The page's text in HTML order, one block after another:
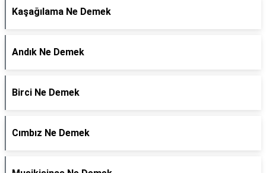
Kaşağılama Ne Demek
Andık Ne Demek
Birci Ne Demek
Cımbız Ne Demek